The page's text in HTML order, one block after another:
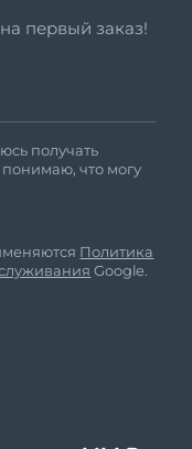
первый заказ!
получать
что могу
Политика
Google.